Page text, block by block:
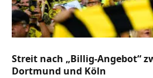
Streit nach „Billig-Angebot“
Dortmund und Köln